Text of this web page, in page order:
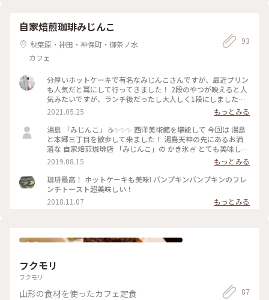
自家焙煎珈琲みじんこ
秋葉原・神田・神保町・御茶ノ水
カフェ
93
分厚いホットケーキで有名なみじんこさんですが、最近プリン
も人気だと耳にして行ってきました！ 2段のやつが映えると人
気みたいですが、ランチ後だったし大人しく1段にしました😂
もちもちのイタリアンプリン系で、表面はブリュレされててパ
リパリ！そして付いてきたシロップはコーヒーの香りがしてほ
ろ苦く、大人の味でした😋 職場から歩ける距離なので、次は2
段に挑戦しに行ってみたいです😆 #プリン #みじんこ #カフェ
2021.05.25
もっとみる
湯島 「みじんこ」 ☕️✨✨✨ 西洋美術館を堪能して 今回は 湯島
と本郷三丁目を散歩して来ました！ 湯島天神の先にあるお洒
落な 自家焙煎珈琲店 「みじんこ」の かき氷🍧 とても美味しか
った！ (🍑桃とライチとゴルゴンゾーラ ☕️エスプレッソ珈琲付
き) #ひんやりスイーツ #みじんこ #湯島 #自家焙煎珈琲 #夏季
限定 #ゴーラー隊 #散歩
2019.08.15
もっとみる
珈琲最高！ ホットケーキも美味! パンプキンパンプキンのフレ
ンチトースト超美味しい！
2018.11.07
もっとみる
フクモリ
フクモリ
山形の食材を使ったカフェ定食 87